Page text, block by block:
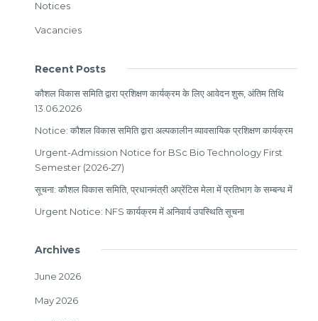
Notices
Vacancies
Recent Posts
कौशल विकास समिति द्वारा प्रशिक्षण कार्यक्रम के लिए आवेदन शुरू, अंतिम तिथि
13.06.2026
Notice: कौशल विकास समिति द्वारा अल्पकालीन व्यावसायिक प्रशिक्षण कार्यक्रम
Urgent-Admission Notice for BSc Bio Technology First
Semester (2026-27)
सूचना: कौशल विकास समिति, प्रधानमंत्री अप्रेंटिस मेला में प्रतिभाग के सम्बन्ध में
Urgent Notice: NFS कार्यक्रम में अनिवार्य उपस्थिति सूचना
Archives
June 2026
May 2026